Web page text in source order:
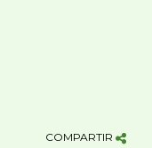
COMPARTIR